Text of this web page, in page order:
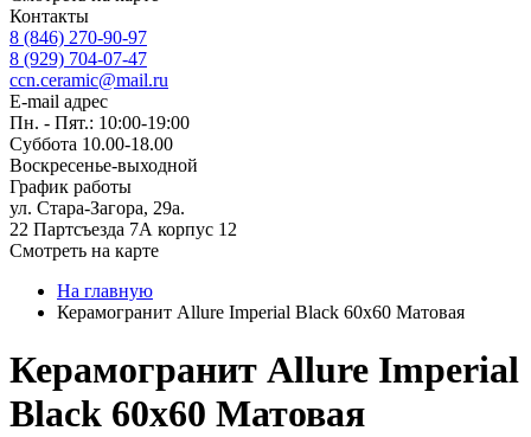
Контакты
8 (846) 270-90-97
8 (929) 704-07-47
ccn.ceramic@mail.ru
E-mail адрес
Пн. - Пят.: 10:00-19:00
Суббота 10.00-18.00
Воскресенье-выходной
График работы
ул. Стара-Загора, 29а.
22 Партсъезда 7А корпус 12
Смотреть на карте
На главную
Керамогранит Allure Imperial Black 60x60 Матовая
Керамогранит Allure Imperial
Black 60x60 Матовая